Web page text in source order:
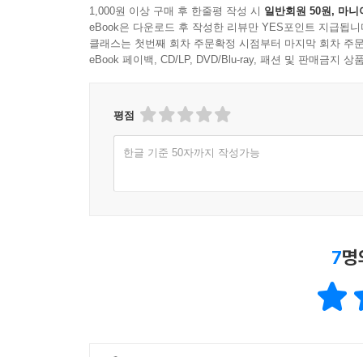
1,000원 이상 구매 후 한줄평 작성 시 일반회원 50원, 마니
eBook은 다운로드 후 작성한 리뷰만 YES포인트 지급됩니
클래스는 첫번째 회차 주문확정 시점부터 마지막 회차 주
eBook 페이백, CD/LP, DVD/Blu-ray, 패션 및 판매금지 상
평점
한글 기준 50자까지 작성가능
7